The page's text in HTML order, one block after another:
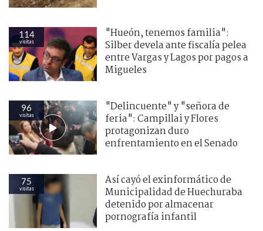
114
visitas
"Hueón, tenemos familia":
Silber devela ante fiscalía pelea
entre Vargas y Lagos por pagos a
Migueles
96
visitas
"Delincuente" y "señora de
feria": Campillai y Flores
protagonizan duro
enfrentamiento en el Senado
75
visitas
Así cayó el exinformático de
Municipalidad de Huechuraba
detenido por almacenar
pornografía infantil